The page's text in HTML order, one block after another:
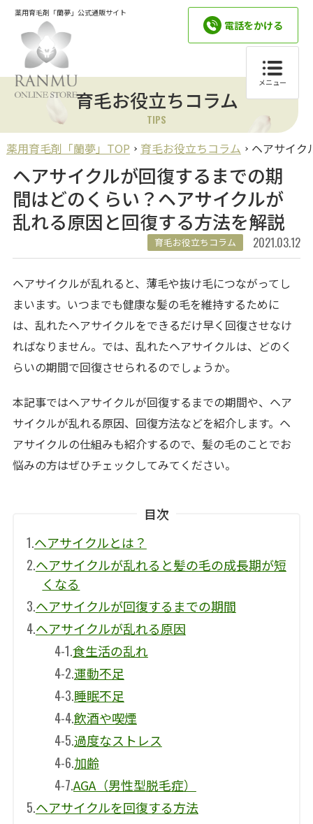
薬用育毛剤「蘭夢」公式通販サイト
電話をかける
メニュー
育毛お役立ちコラム
TIPS
薬用育毛剤「蘭夢」TOP 育毛お役立ちコラム ヘアサイク
ヘアサイクルが回復するまでの期
間はどのくらい？ヘアサイクルが
乱れる原因と回復する方法を解説
育毛お役立ちコラム 2021.03.12
ヘアサイクルが乱れると、薄毛や抜け毛につながってし
まいます。いつまでも健康な髪の毛を維持するために
は、乱れたヘアサイクルをできるだけ早く回復させなけ
ればなりません。では、乱れたヘアサイクルは、どのく
らいの期間で回復させられるのでしょうか。
本記事ではヘアサイクルが回復するまでの期間や、ヘア
サイクルが乱れる原因、回復方法などを紹介します。ヘ
アサイクルの仕組みも紹介するので、髪の毛のことでお
悩みの方はぜひチェックしてみてください。
目次
1.ヘアサイクルとは？
2.ヘアサイクルが乱れると髪の毛の成長期が短
くなる
3.ヘアサイクルが回復するまでの期間
4.ヘアサイクルが乱れる原因
4-1.食生活の乱れ
4-2.運動不足
4-3.睡眠不足
4-4.飲酒や喫煙
4-5.過度なストレス
4-6.加齢
4-7.AGA（男性型脱毛症）
5.ヘアサイクルを回復する方法